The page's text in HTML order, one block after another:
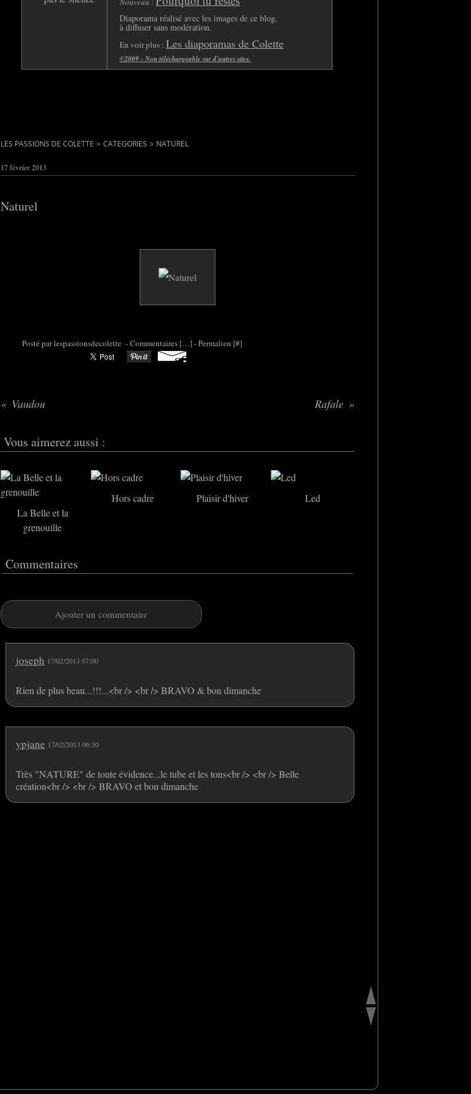
Diaporama réalisé avec les images de ce blog,
à diffuser sans modération.
En voir plus : Les diaporamas de Colette
©2009 - Non téléchargeable sur d'autres sites.
LES PASSIONS DE COLETTE > CATEGORIES > NATUREL
17 février 2013
Naturel
Posté par colette95 à 07:21 -Commentaires […]- Permalien [#]
Vaudou Rafale
Vous aimerez aussi :
La Belle et la
grenouille
Hors cadre Plaisir d'hiver Led
Commentaires
Ajouter un commentaire
joseph 17/02/2013 07:00
Rien de plus beau...!!!...<br /> <br /> BRAVO & bon dimanche
ypjane 17/02/2013 06:30
Très "NATURE" de toute évidence...le tube et les tons<br /> <br /> Belle
création<br /> <br /> BRAVO et bon dimanche